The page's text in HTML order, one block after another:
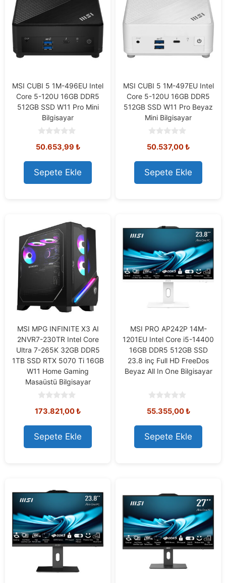
MSI CUBI 5 1M-496EU Intel
Core 5-120U 16GB DDR5
512GB SSD W11 Pro Mini
Bilgisayar
o
t
o
f
5
50.653,99 ₺
Sepete Ekle
MSI CUBI 5 1M-497EU Intel
Core 5-120U 16GB DDR5
512GB SSD W11 Pro Beyaz
Mini Bilgisayar
o
t
o
f
5
50.537,00₺
Sepete Ekle
MSI MPG INFINITE X3 AI
2NVR7-230TR Intel Core
Ultra 7-265K 32GB DDR5
1TB SSD RTX 5070 Ti 16GB
W11 Home Gaming
Masaüstü Bilgisayar
o
t
o
f
5
173.821,00₺
Sepete Ekle
MSI PRO AP242P 14M-
1201EU Intel Core i5-14400
16GB DDR5 512GB SSD
23.8 inç Full HD FreeDos
Beyaz All In One Bilgisayar
o
t
o
f
5
55.355,00₺
Sepete Ekle